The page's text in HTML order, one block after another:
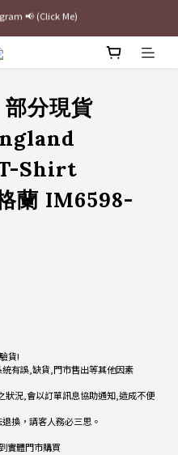
熱預購接單中🔥
$100購物金
分現貨
Shirt
蘭 IM6598-
貨!
有誤,缺貨,門市售出等其他因素
狀況,會以訂單訊息協助通知,造成不便
換，請客人務必三思。
實體門市購買